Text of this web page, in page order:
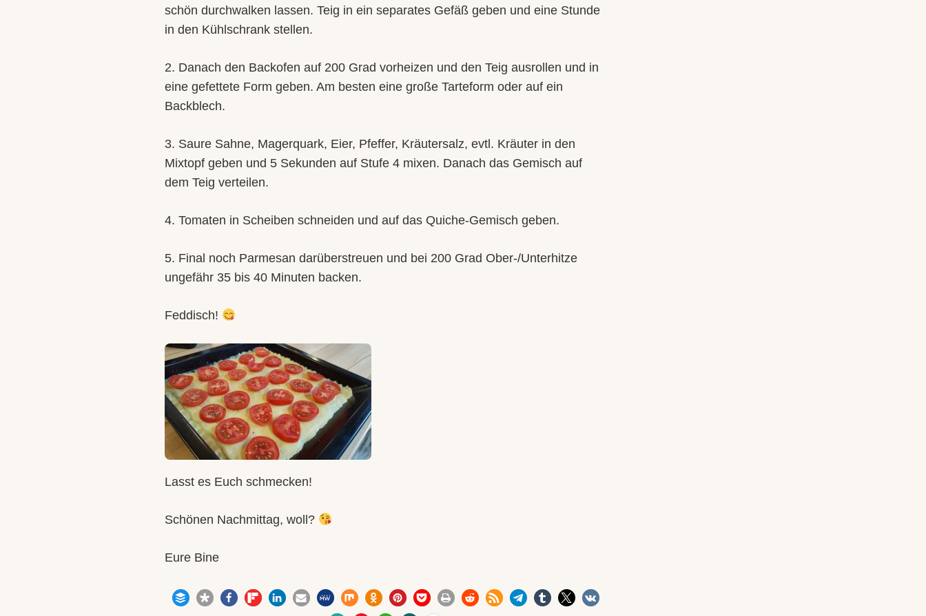
schön durchwalken lassen. Teig in ein separates Gefäß geben und eine Stunde
in den Kühlschrank stellen.
2. Danach den Backofen auf 200 Grad vorheizen und den Teig ausrollen und in
eine gefettete Form geben. Am besten eine große Tarteform oder auf ein
Backblech.
3. Saure Sahne, Magerquark, Eier, Pfeffer, Kräutersalz, evtl. Kräuter in den
Mixtopf geben und 5 Sekunden auf Stufe 4 mixen. Danach das Gemisch auf
dem Teig verteilen.
4. Tomaten in Scheiben schneiden und auf das Quiche-Gemisch geben.
5. Final noch Parmesan darüberstreuen und bei 200 Grad Ober-/Unterhitze
ungefähr 35 bis 40 Minuten backen.
Feddisch!
Lasst es Euch schmecken!
Schönen Nachmittag, woll?
Eure Bine
4